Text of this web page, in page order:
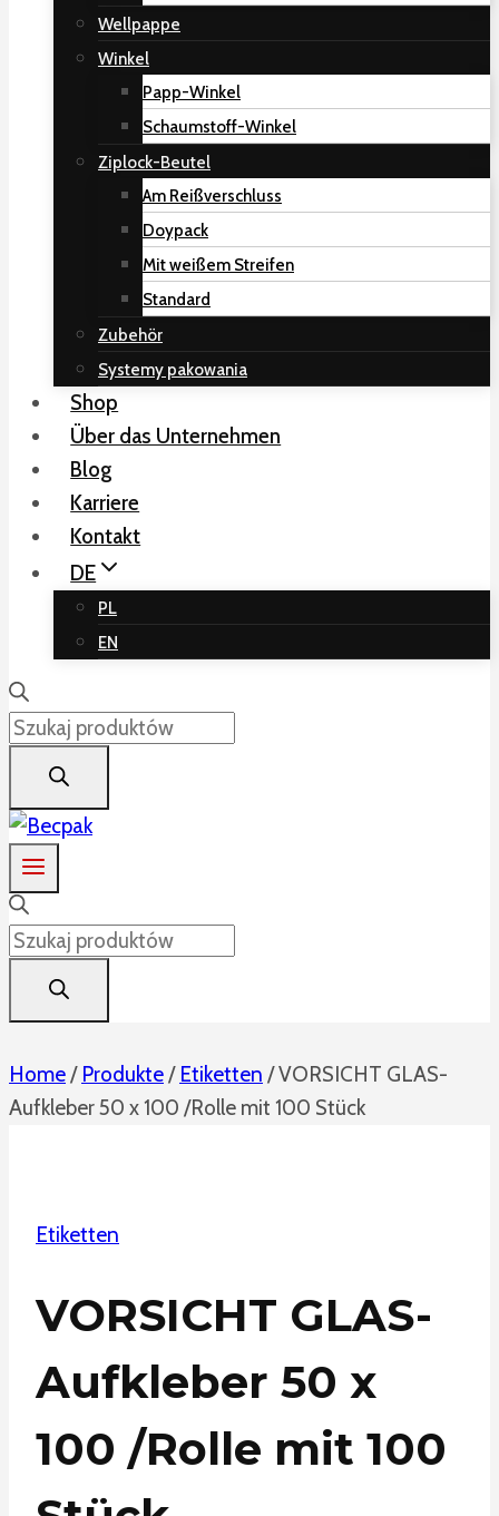
Wellpappe
Winkel
Papp-Winkel
Schaumstoff-Winkel
Ziplock-Beutel
Am Reißverschluss
Doypack
Mit weißem Streifen
Standard
Zubehör
Systemy pakowania
Shop
Über das Unternehmen
Blog
Karriere
Kontakt
DE
PL
EN
Products
search
Products
search
Home/ Produkte/ Etiketten /VORSICHT GLAS-
Aufkleber 50 x 100 /Rolle mit 100 Stück
Etiketten
VORSICHT GLAS-
Aufkleber 50 x
100 /Rolle mit 100